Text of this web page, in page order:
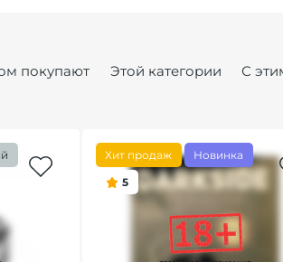
покупают Этой категории С
Хит продаж
Новинка
5